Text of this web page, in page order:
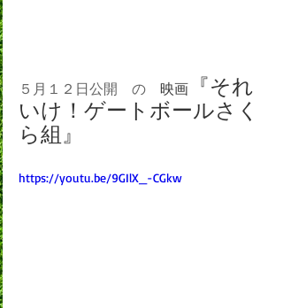
５月１２日公開　の 映画
『それ
いけ！ゲートボールさく
ら組』
https://youtu.be/9GIlX_-CGkw